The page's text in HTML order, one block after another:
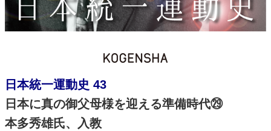
日本統一運動史 43
日本に真の御父母様を迎える準備時代㉙
本多秀雄氏、入教